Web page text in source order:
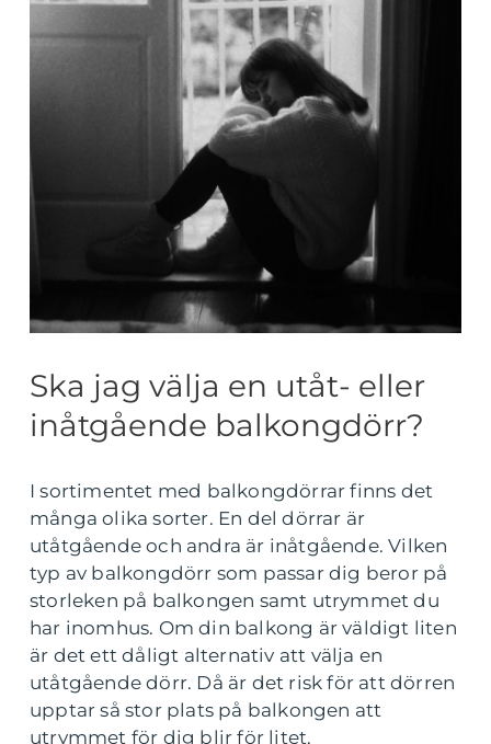
Ska jag välja en utåt- eller
inåtgående balkongdörr?
I sortimentet med balkongdörrar finns det
många olika sorter. En del dörrar är
utåtgående och andra är inåtgående. Vilken
typ av balkongdörr som passar dig beror på
storleken på balkongen samt utrymmet du
har inomhus. Om din balkong är väldigt liten
är det ett dåligt alternativ att välja en
utåtgående dörr. Då är det risk för att dörren
upptar så stor plats på balkongen att
utrymmet för dig blir för litet.